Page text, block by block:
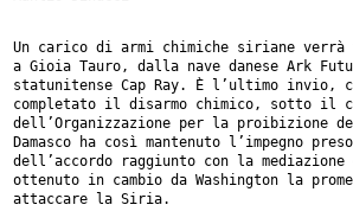
Un carico di armi chimiche siriane verrà
a Gioia Tauro, dalla nave danese Ark
statunitense Cap Ray. È l’ultimo invio,
completato il disarmo chimico, sotto il
dell’Organizzazione per la proibizione
Damasco ha così mantenuto l’impegno
dell’accordo
raggiunto con la mediazione
ottenuto in cambio da Washington la
attaccare la Siria.